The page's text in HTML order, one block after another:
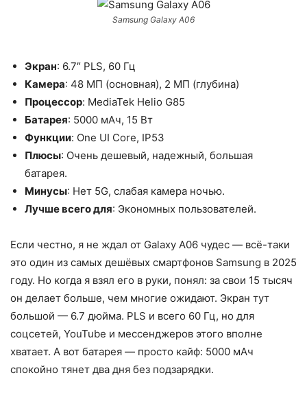
Samsung Galaxy A06
Экран: 6.7″ PLS, 60 Гц
Камера: 48 МП (основная), 2 МП (глубина)
Процессор: MediaTek Helio G85
Батарея: 5000 мАч, 15 Вт
Функции: One UI Core, IP53
Плюсы: Очень дешевый, надежный, большая
батарея.
Минусы: Нет 5G, слабая камера ночью.
Лучше всего для: Экономных пользователей.
Если честно, я не ждал от Galaxy A06 чудес — всё-таки
это один из самых дешёвых смартфонов Samsung в 2025
году. Но когда я взял его в руки, понял: за свои 15 тысяч
он делает больше, чем многие ожидают. Экран тут
большой — 6.7 дюйма. PLS и всего 60 Гц, но для
соцсетей, YouTube и мессенджеров этого вполне
хватает. А вот батарея — просто кайф: 5000 мАч
спокойно тянет два дня без подзарядки.